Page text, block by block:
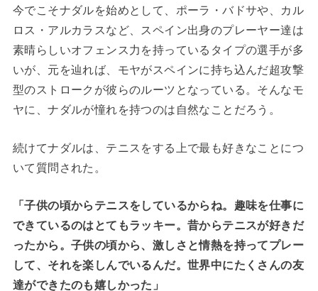
今でこそナダルを始めとして、ポーラ・バドサや、カル
ロス・アルカラスなど、スペイン出身のプレーヤー達は
素晴らしいオフェンス力を持っているタイプの選手が多
いが、元を辿れば、モヤがスペインに持ち込んだ超攻撃
型のストロークが彼らのルーツとなっている。そんなモ
ヤに、ナダルが憧れを持つのは自然なことだろう。
続けてナダルは、テニスをする上で最も好きなことにつ
いて質問された。
「子供の頃からテニスをしているからね。趣味を仕事に
できているのはとてもラッキー。昔からテニスが好きだ
ったから。子供の頃から、激しさと情熱を持ってプレー
して、それを楽しんでいるんだ。世界中にたくさんの友
達ができたのも嬉しかった」